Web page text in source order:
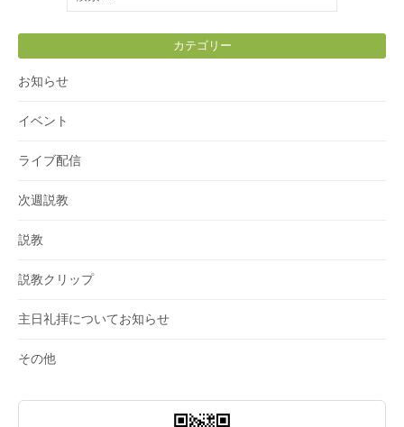
索:
カテゴリー
お知らせ
イベント
ライブ配信
次週説教
説教
説教クリップ
主日礼拝についてお知らせ
その他